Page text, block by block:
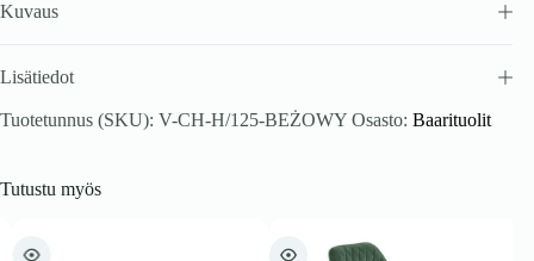
Kuvaus
Lisätiedot
Tuotetunnus (SKU): V-CH-H/125-BEŻOWY Osasto: Baarituolit
Tutustu myös